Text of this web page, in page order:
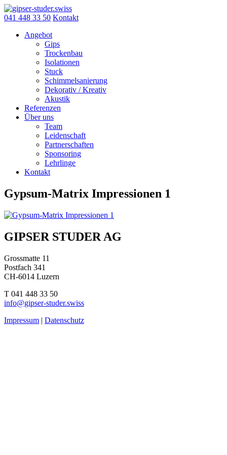
Skip
to
041 448 33 50 Kontakt
Angebot
Gips
Trockenbau
Isolationen
Stuck
Schimmelsanierung
Dekorativ / Kreativ
Akustik
Referenzen
Über uns
Team
Leidenschaft
Partnerschaften
Sponsoring
Lehrlinge
Kontakt
Gypsum-Matrix Impressionen 1
Beitragsnavigation
GIPSER STUDER AG
Grossmatte 11
Postfach 341
CH-6014 Luzern
T 041 448 33 50
info@gipser-studer.swiss
Impressum | Datenschutz